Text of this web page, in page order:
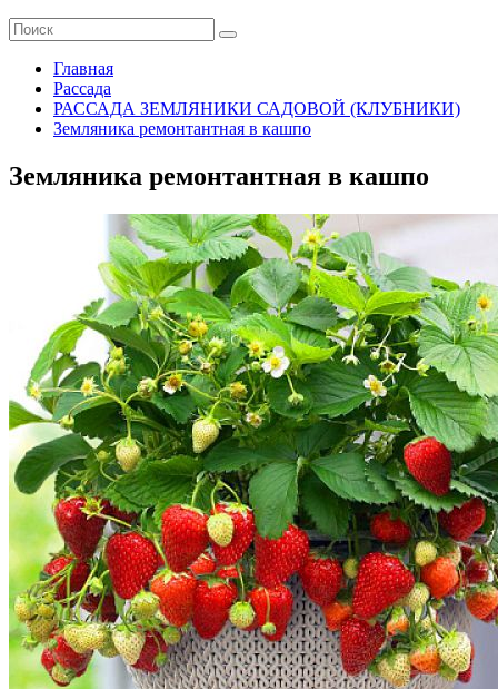
Главная
Рассада
РАССАДА ЗЕМЛЯНИКИ САДОВОЙ (КЛУБНИКИ)
Земляника ремонтантная в кашпо
Земляника ремонтантная в кашпо